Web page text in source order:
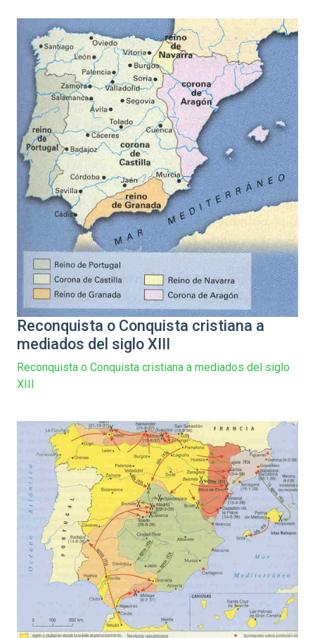
Reconquista o Conquista cristiana a
mediados del siglo XIII
Reconquista o Conquista cristiana a mediados del siglo
XIII